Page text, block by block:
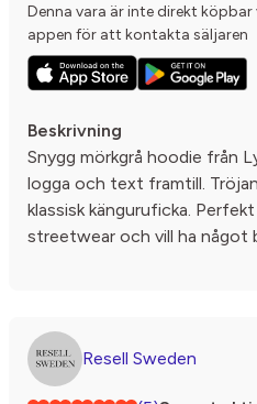
Denna vara är inte direkt
appen för att kontakta säljaren
Beskrivning
Snygg mörkgrå hoodie från
logga och text framtill.
klassisk känguruficka.
streetwear och vill ha något
Resell Sweden